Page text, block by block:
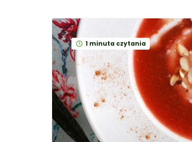
1 minuta czytania